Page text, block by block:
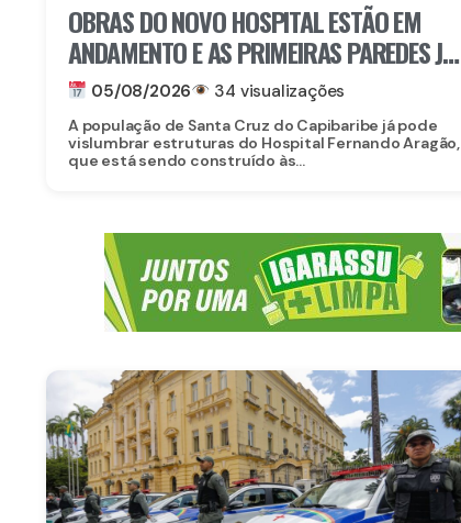
OBRAS DO NOVO HOSPITAL ESTÃO EM
ANDAMENTO E AS PRIMEIRAS PAREDES JÁ
ESTÃO SENDO ERGUIDAS
05/08/2026 34 visualizações
A população de Santa Cruz do Capibaribe já pode
vislumbrar estruturas do Hospital Fernando Aragão,
que está sendo construído às...